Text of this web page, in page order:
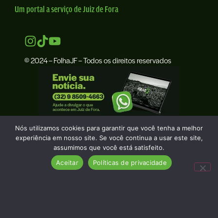
Um portal a serviço de Juiz de Fora
© 2024 – FolhaJF – Todos os direitos reservados
Nós utilizamos cookies para garantir que você tenha a melhor
experiência em nosso site. Se você continua a usar este site,
assumimos que você está satisfeito.
Aceitar
Políticas de privacidade